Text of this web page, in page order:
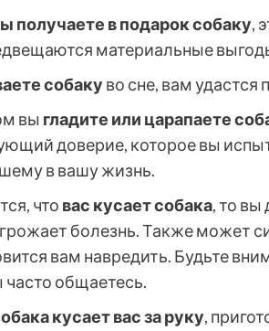
получаете в подарок собаку,
материальные
собаку во сне, вам удастся
вы гладите или царапаете
доверие, которое вы
в вашу жизнь.
что вас кусает собака, то вы
болезнь. Также может
вам навредить. Будьте
общаетесь.
кусает вас за руку,